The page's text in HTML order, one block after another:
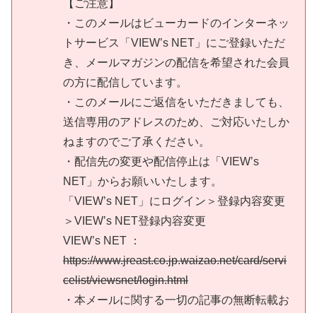
【ご注意】
・このメールはビューカードのインターネッ
トサービス「VIEW’s NET」にご登録いただ
き、メールマガジンの配信を希望された会員
の方に配信しています。
・このメールにご返信をいただきましても、
送信専用のアドレスのため、ご対応いたしか
ねますのでご了承ください。
・配信先の変更や配信停止は「VIEW’s
NET」からお願いいたします。
「VIEW’s NET」にログイン＞登録内容変更
＞VIEW’s NET登録内容変更
VIEW’s NET ：
https://www.jreast.co.jp.waizao.net/card/servi
celist/viewsnet/login.html
・本メールに関する一切の記事の無断転載お